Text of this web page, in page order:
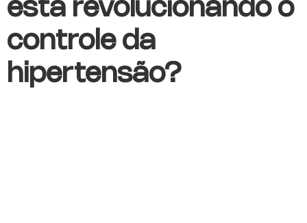
está revolucionando o
controle da
hipertensão?